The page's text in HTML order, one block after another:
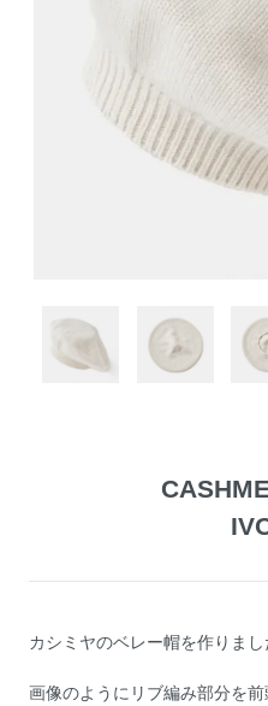
カシミヤのベレー帽を作りまし
画像のようにリブ編み部分を